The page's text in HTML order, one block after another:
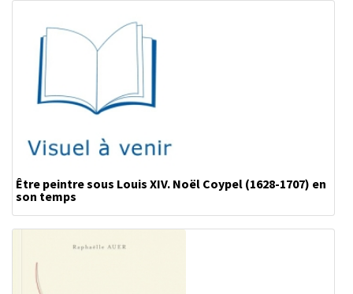
Être peintre sous Louis XIV. Noël Coypel (1628-1707) en
son temps